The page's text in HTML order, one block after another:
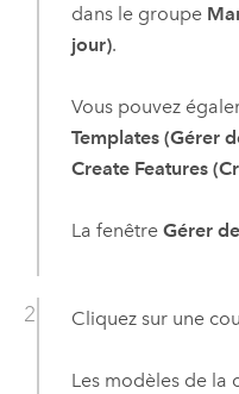
dans le groupe
jour).
Vous pouvez
Templates (Gérer
Create Features
La fenêtre Gérer
Cliquez sur une
Les modèles de la